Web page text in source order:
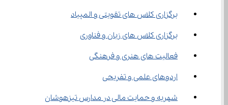
برگزاری کلاس های تقویتی و المپیاد
برگزاری کلاس های زبان و فناوری
‌فعالیت های هنری و فرهنگی
اردوهای علمی و تفریحی
شهریه و حمایت مالی در مدارس تیزهوشان